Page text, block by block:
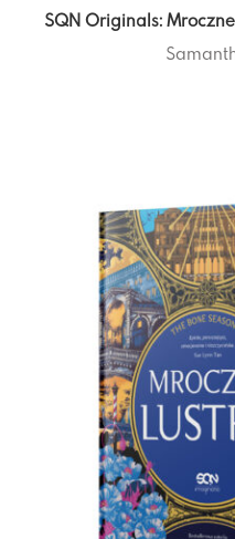
SQN Originals: